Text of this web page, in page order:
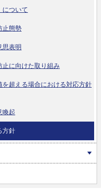
について
止態勢
思表明
止に向けた取り組み
超える場合における対応方針
喚起
方針